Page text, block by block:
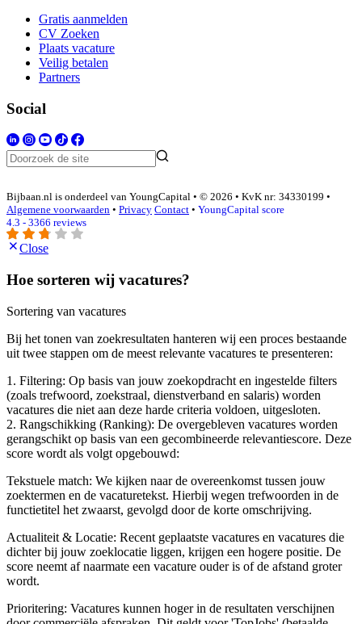
Gratis aanmelden
CV Zoeken
Plaats vacature
Veilig betalen
Partners
Social
Bijbaan.nl is onderdeel van YoungCapital • © 2026 • KvK nr: 34330199 •
Algemene voorwaarden • Privacy Contact • YoungCapital score
4.3 - 3366 reviews
Close
Hoe sorteren wij vacatures?
Sortering van vacatures
Bij het tonen van zoekresultaten hanteren wij een proces bestaande
uit twee stappen om de meest relevante vacatures te presenteren:
1. Filtering: Op basis van jouw zoekopdracht en ingestelde filters
(zoals trefwoord, zoekstraal, dienstverband en salaris) worden
vacatures die niet aan deze harde criteria voldoen, uitgesloten.
2. Rangschikking (Ranking): De overgebleven vacatures worden
gerangschikt op basis van een gecombineerde relevantiescore. Deze
score wordt als volgt opgebouwd:
Tekstuele match: We kijken naar de overeenkomst tussen jouw
zoektermen en de vacaturetekst. Hierbij wegen trefwoorden in de
functietitel het zwaarst, gevolgd door de korte omschrijving.
Actualiteit & Locatie: Recent geplaatste vacatures en vacatures die
dichter bij jouw zoeklocatie liggen, krijgen een hogere positie. De
score neemt af naarmate een vacature ouder is of de afstand groter
wordt.
Prioritering: Vacatures kunnen hoger in de resultaten verschijnen